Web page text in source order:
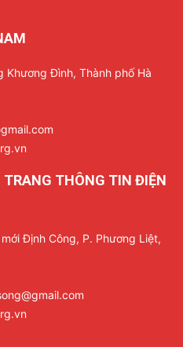
Đình, Thành phố Hà
THÔNG TIN ĐIỆN
Định Công, P. Phương Liệt,